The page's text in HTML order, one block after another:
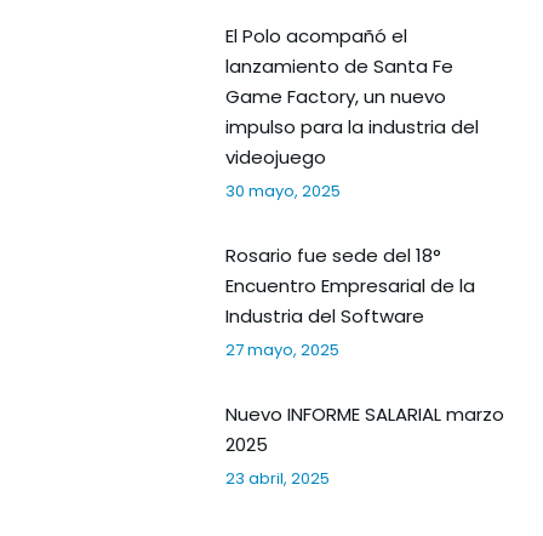
El Polo acompañó el
lanzamiento de Santa Fe
Game Factory, un nuevo
impulso para la industria del
videojuego
30 mayo, 2025
Rosario fue sede del 18°
Encuentro Empresarial de la
Industria del Software
27 mayo, 2025
Nuevo INFORME SALARIAL marzo
2025
23 abril, 2025